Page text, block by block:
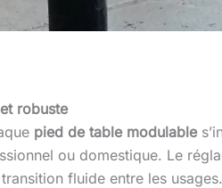
robuste
pied de table modulable
ou domestique. Le
fluide entre les